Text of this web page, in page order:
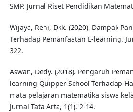
SMP. Jurnal Riset Pendidikan
Wijaya, Reni, Dkk. (2020). Dampak
Terhadap Pemanfaatan E-learning.
322.
Aswan, Dedy. (2018). Pengaruh
learning Quipper School Terhadap
mata pelajaran matematika siswa
Jurnal Tata Arta, 1(1). 2-14.